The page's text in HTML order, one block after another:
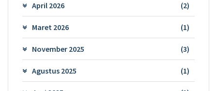
April 2026 (2)
Maret 2026 (1)
November 2025 (3)
Agustus 2025 (1)